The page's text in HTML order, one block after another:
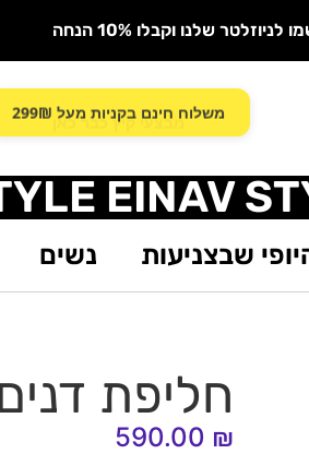
שלנו וקבלו 10% הנחה
משלוח חינם בקניות מעל 299₪
EINAV
שבצניעות נשים
חליפת
590.00 ₪